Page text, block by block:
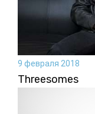
9 февраля 2018
Threesomes